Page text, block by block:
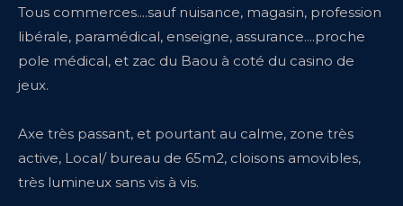
Tous commerces....sauf nuisance, magasin, profession
libérale, paramédical, enseigne, assurance....proche
pole médical, et zac du Baou à coté du casino de
jeux.
Axe très passant, et pourtant au calme, zone très
active, Local/ bureau de 65m2, cloisons amovibles,
très lumineux sans vis à vis.